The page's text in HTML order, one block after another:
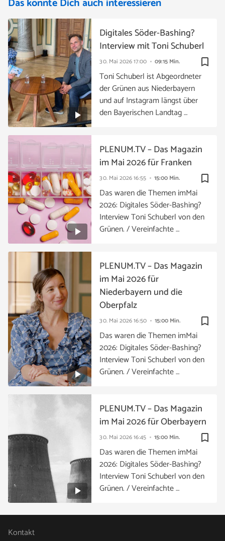
bookmark_border
30. Mai 202617:00 09:15 Min.
Digitales Söder-Bashing?
Interview mit Toni Schuberl
Toni Schuberl ist Abgeordneter
der Grünen aus Niederbayern
und auf Instagram längst über
den Bayerischen Landtag …
bookmark_border
30. Mai 202616:55 15:00 Min.
PLENUM.TV – Das Magazin
im Mai 2026 für Franken
Das waren die Themen imMai
2026: Digitales Söder-Bashing?
Interview Toni Schuberl von den
Grünen. / Vereinfachte …
bookmark_border
30. Mai 202616:50 15:00 Min.
PLENUM.TV – Das Magazin
im Mai 2026 für
Niederbayern und die
Oberpfalz
Das waren die Themen imMai
2026: Digitales Söder-Bashing?
Interview Toni Schuberl von den
Grünen. / Vereinfachte …
bookmark_border
30. Mai 202616:45 15:00 Min.
PLENUM.TV – Das Magazin
im Mai 2026 für Oberbayern
Das waren die Themen imMai
2026: Digitales Söder-Bashing?
Interview Toni Schuberl von den
Grünen. / Vereinfachte …
Kontakt